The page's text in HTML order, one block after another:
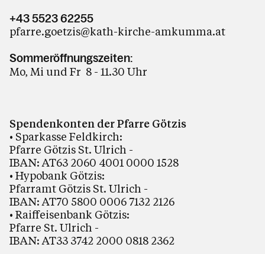
+43 5523 62255
pfarre.goetzis@kath-kirche-amkumma.at
Sommeröffnungszeiten:
Mo, Mi und Fr 8 - 11.30 Uhr
Spendenkonten der Pfarre Götzis
• Sparkasse Feldkirch:
Pfarre Götzis St. Ulrich -
IBAN: AT63 2060 4001 0000 1528
• Hypobank Götzis:
Pfarramt Götzis St. Ulrich -
IBAN: AT70 5800 0006 7132 2126
• Raiffeisenbank Götzis:
Pfarre St. Ulrich -
IBAN: AT33 3742 2000 0818 2362